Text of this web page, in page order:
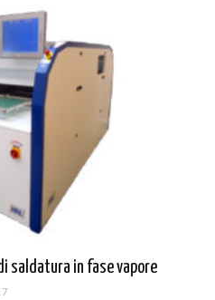
saldatura in fase vapore